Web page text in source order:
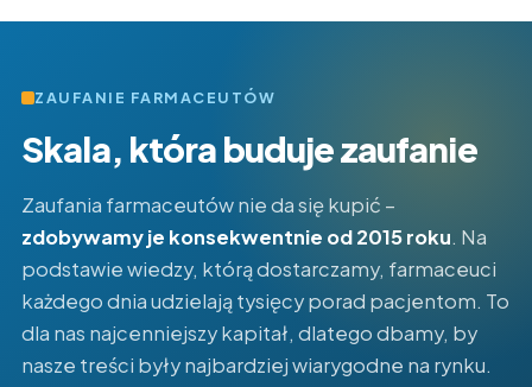
ZAUFANIE FARMACEUTÓW
Skala, która buduje zaufanie
Zaufania farmaceutów nie da się kupić –
zdobywamy je konsekwentnie od 2015 roku. Na
podstawie wiedzy, którą dostarczamy, farmaceuci
każdego dnia udzielają tysięcy porad pacjentom. To
dla nas najcenniejszy kapitał, dlatego dbamy, by
nasze treści były najbardziej wiarygodne na rynku.